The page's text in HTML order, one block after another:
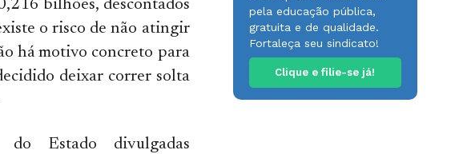
bilhões, descontados
o risco de não atingir
há motivo concreto para
deixar correr solta
Estado divulgadas
pela educação pública,
gratuita e de qualidade.
Fortaleça seu sindicato!
Clique e filie-se já!